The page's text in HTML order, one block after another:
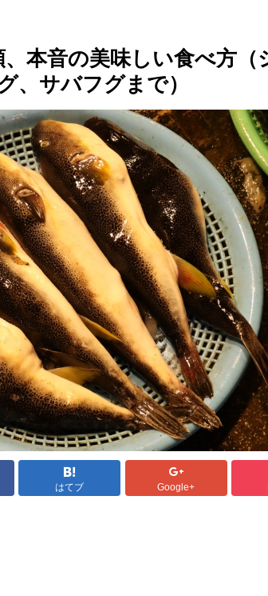
本音の美味しい食べ方（
、サバフグまで）
はてブ Google+